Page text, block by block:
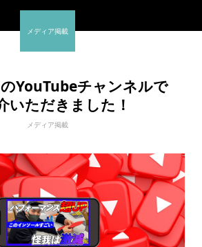
メディア掲載
YouTubeチャンネルで
いただきました！
メディア掲載